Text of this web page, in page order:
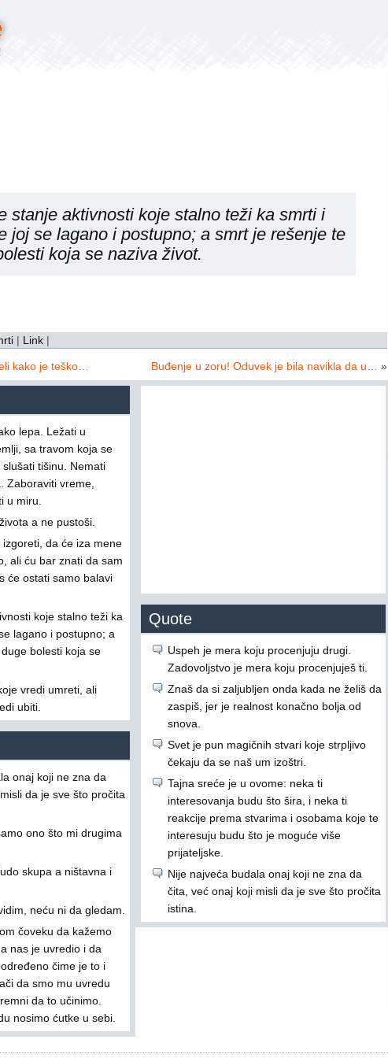
stanje aktivnosti koje stalno teži ka smrti i
joj se lagano i postupno; a smrt je rešenje te
koja se naziva život.
| Link |
kako je teško… Buđenje u zoru! Oduvek je bila navikla da u… »
lepa. Ležati u
sa travom koja se
tišinu. Nemati
Zaboraviti vreme,
u miru.
a ne pustoši.
da će iza mene
ali ću bar znati da sam
će ostati samo balavi
koje stalno teži ka
lagano i postupno; a
bolesti koja se
vredi umreti, ali
ubiti.
onaj koji ne zna da
da je sve što pročita
ono što mi drugima
skupa a ništavna i
neću ni da gledam.
čoveku da kažemo
nas je uvredio i da
čime je to i
da smo mu uvredu
da to učinimo.
nosimo ćutke u sebi.
Quote
Uspeh je mera koju procenjuju drugi.
Zadovoljstvo je mera koju procenjuješ ti.
Znaš da si zaljubljen onda kada ne želiš da
zaspiš, jer je realnost konačno bolja od
snova.
Svet je pun magičnih stvari koje strpljivo
čekaju da se naš um izoštri.
Tajna sreće je u ovome: neka ti
interesovanja budu što šira, i neka ti
reakcije prema stvarima i osobama koje te
interesuju budu što je moguće više
prijateljske.
Nije najveća budala onaj koji ne zna da
čita, već onaj koji misli da je sve što pročita
istina.